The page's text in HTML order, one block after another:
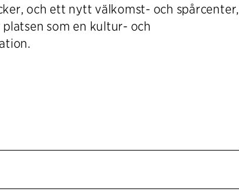
och ett nytt välkomst- och spårcenter,
som en kultur- och